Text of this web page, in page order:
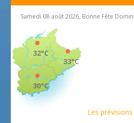
Samedi 08 août 2026, Bonne Fête
33°C
32°C
30°C
Les prévisions